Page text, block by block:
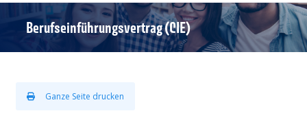
Berufseinführungsvertrag (CIE)
Ganze Seite drucken